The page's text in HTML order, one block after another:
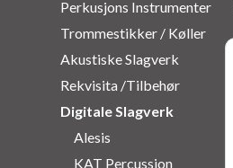
Perkusjons Instrumenter
Trommestikker / Køller
Akustiske Slagverk
Rekvisita /Tilbehør
Digitale Slagverk
Alesis
KAT Percussion